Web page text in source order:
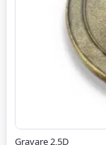
Gravare 2,5D